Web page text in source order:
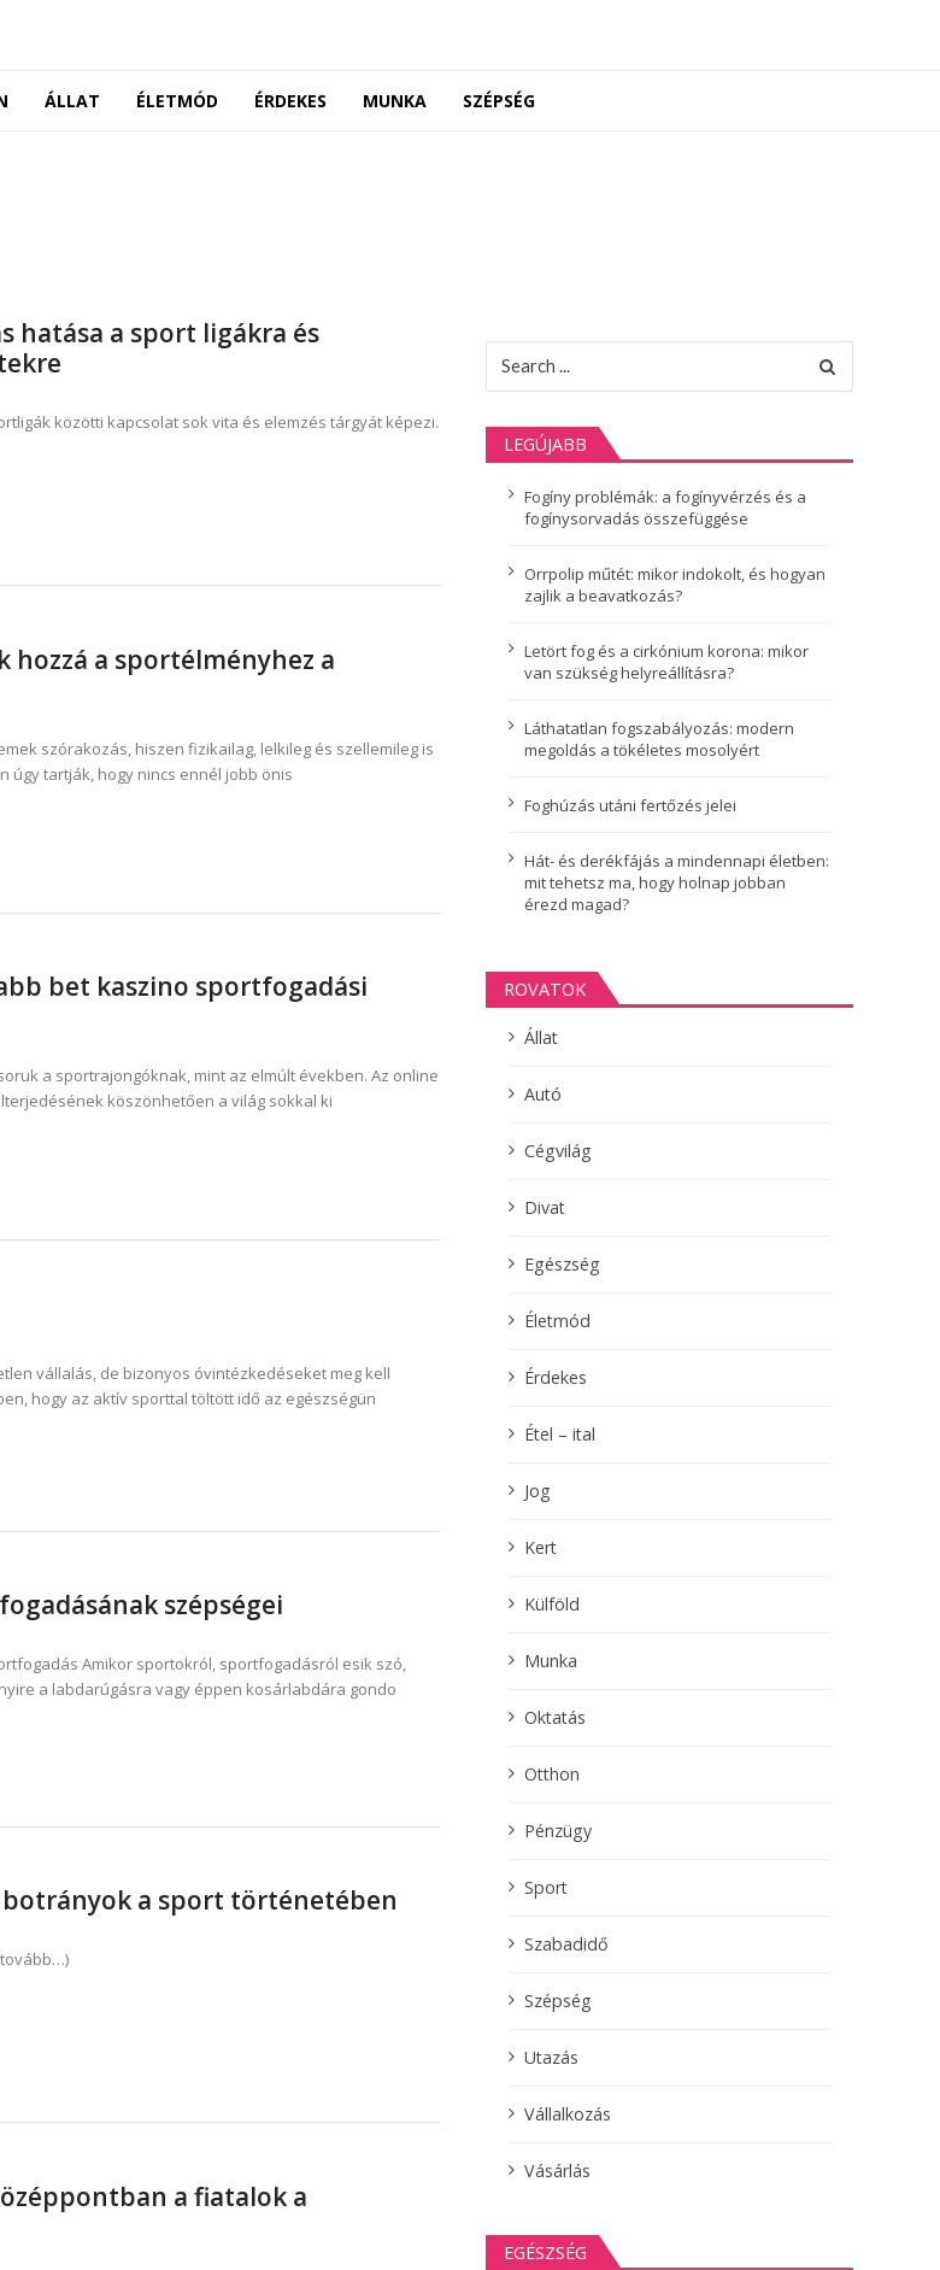
ÁLLAT ÉLETMÓD ÉRDEKES MUNKA SZÉPSÉG
hatása a sport ligákra és
közötti kapcsolat sok vita és elemzés tárgyát képezi.
hozzá a sportélményhez a
szórakozás, hiszen fizikailag, lelkileg és szellemileg is
úgy tartják, hogy nincs ennél jobb önis
bet kaszino sportfogadási
a sportrajongóknak, mint az elmúlt években. Az online
köszönhetően a világ sokkal ki
vállalás, de bizonyos óvintézkedéseket meg kell
hogy az aktív sporttal töltött idő az egészségün
szépségei
Amikor sportokról, sportfogadásról esik szó,
a labdarúgásra vagy éppen kosárlabdára gondo
a sport történetében
a fiatalok a
for:
LEGÚJABB
Fogíny problémák: a fogínyvérzés és a
fogínysorvadás összefüggése
Orrpolip műtét: mikor indokolt, és hogyan
zajlik a beavatkozás?
Letört fog és a cirkónium korona: mikor
van szükség helyreállításra?
Láthatatlan fogszabályozás: modern
megoldás a tökéletes mosolyért
Foghúzás utáni fertőzés jelei
Hát- és derékfájás a mindennapi életben:
mit tehetsz ma, hogy holnap jobban
érezd magad?
ROVATOK
Állat
Autó
Cégvilág
Divat
Egészség
Életmód
Érdekes
Étel – ital
Jog
Kert
Külföld
Munka
Oktatás
Otthon
Pénzügy
Sport
Szabadidő
Szépség
Utazás
Vállalkozás
Vásárlás
EGÉSZSÉG